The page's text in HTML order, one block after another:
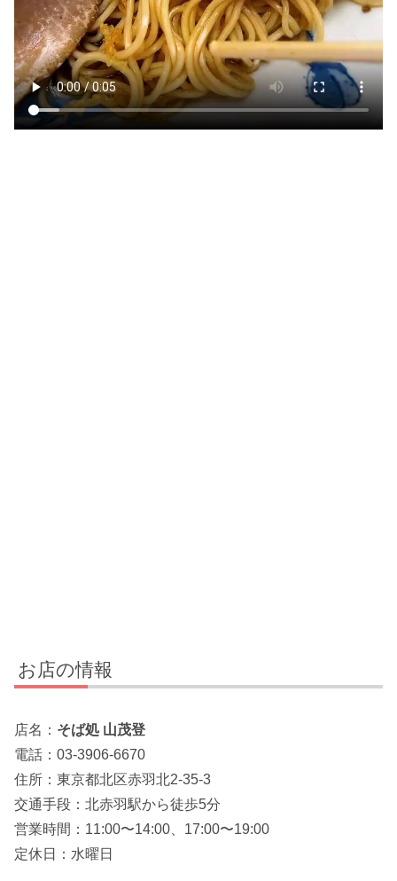
お店の情報
店名： そば処 山茂登
電話：03-3906-6670
住所：東京都北区赤羽北2-35-3
交通手段：北赤羽駅から徒歩5分
営業時間：11:00〜14:00、17:00〜19:00
定休日：水曜日